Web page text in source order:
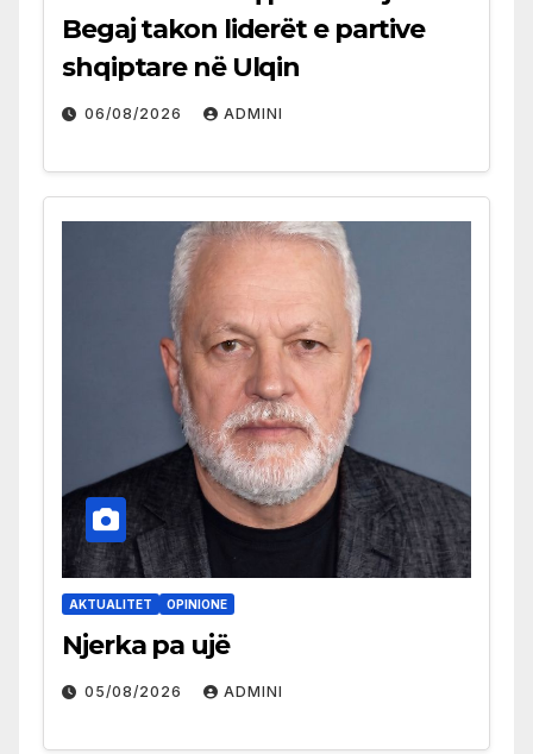
Begaj takon liderët e partive
shqiptare në Ulqin
06/08/2026 ADMINI
AKTUALITET OPINIONE
Njerka pa ujë
05/08/2026 ADMINI